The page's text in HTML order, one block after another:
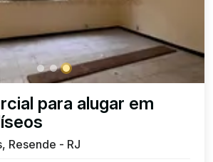
para alugar em
Resende - RJ